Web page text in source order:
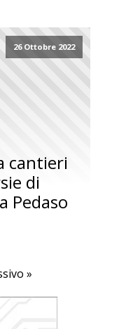
26 Ottobre 2022
cantieri
di
Pedaso
»